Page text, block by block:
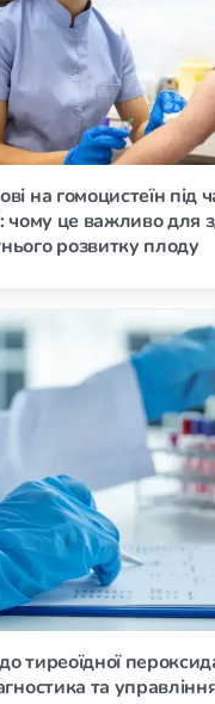
на гомоцистеїн під
чому це важливо для
розвитку плоду
тиреоїдної
та